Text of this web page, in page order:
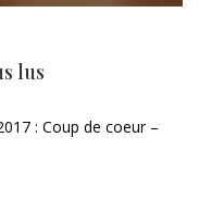
lus
: Coup de coeur –